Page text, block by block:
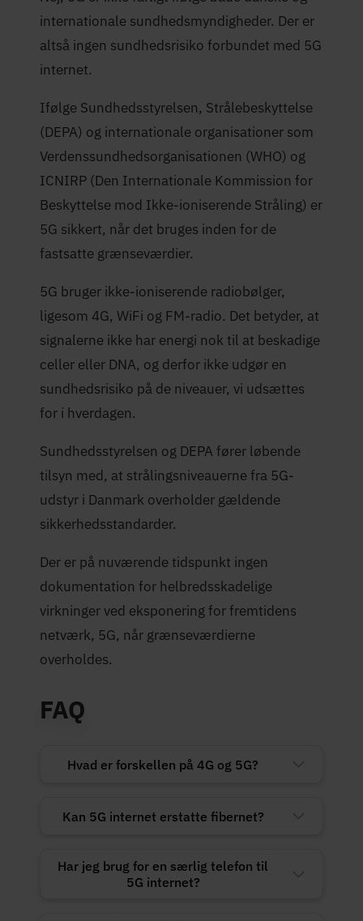
internationale sundhedsmyndigheder. Der er
altså ingen sundhedsrisiko forbundet med 5G
internet.
Ifølge Sundhedsstyrelsen, Strålebeskyttelse
(DEPA) og internationale organisationer som
Verdenssundhedsorganisationen (WHO) og
ICNIRP (Den Internationale Kommission for
Beskyttelse mod Ikke-ioniserende Stråling) er
5G sikkert, når det bruges inden for de
fastsatte grænseværdier.
5G bruger ikke-ioniserende radiobølger,
ligesom 4G, WiFi og FM-radio. Det betyder, at
signalerne ikke har energi nok til at beskadige
celler eller DNA, og derfor ikke udgør en
sundhedsrisiko på de niveauer, vi udsættes
for i hverdagen.
Sundhedsstyrelsen og DEPA fører løbende
tilsyn med, at strålingsniveauerne fra 5G-
udstyr i Danmark overholder gældende
sikkerhedsstandarder.
Der er på nuværende tidspunkt ingen
dokumentation for helbredsskadelige
virkninger ved eksponering for fremtidens
netværk, 5G, når grænseværdierne
overholdes.
FAQ
Hvad er forskellen på 4G og 5G?
Kan 5G internet erstatte fibernet?
Har jeg brug for en særlig telefon til
5G internet?